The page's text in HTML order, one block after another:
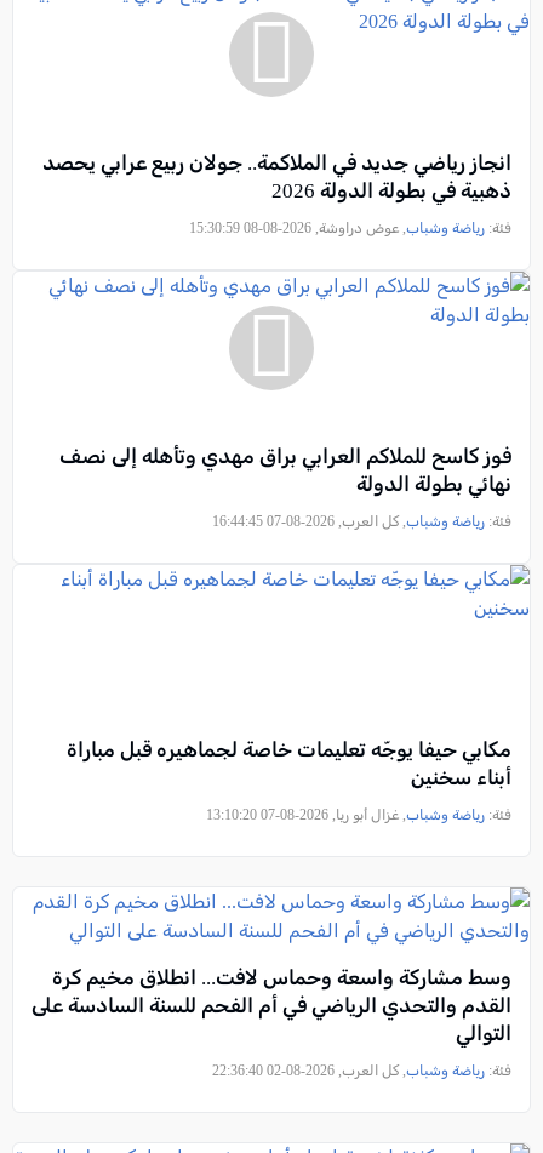
انجاز رياضي جديد في الملاكمة.. جولان ربيع عرابي يحصد
ذهبية في بطولة الدولة 2026
فئة: رياضة وشباب, عوض دراوشة, 2026-08-08 15:30:59
فوز كاسح للملاكم العرابي براق مهدي وتأهله إلى نصف
نهائي بطولة الدولة
فئة: رياضة وشباب, كل العرب, 2026-08-07 16:44:45
مكابي حيفا يوجّه تعليمات خاصة لجماهيره قبل مباراة
أبناء سخنين
فئة: رياضة وشباب, غزال أبو ريا, 2026-08-07 13:10:20
وسط مشاركة واسعة وحماس لافت... انطلاق مخيم كرة
القدم والتحدي الرياضي في أم الفحم للسنة السادسة على
التوالي
فئة: رياضة وشباب, كل العرب, 2026-08-02 22:36:40